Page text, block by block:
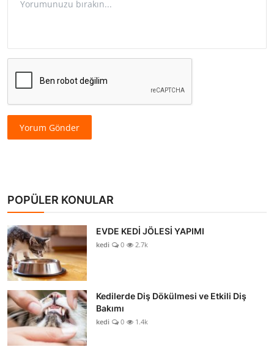
Yorum Gönder
POPÜLER KONULAR
EVDE KEDİ JÖLESİ YAPIMI
kedi 0 2.7k
Kedilerde Diş Dökülmesi ve Etkili Diş
Bakımı
kedi 0 1.4k